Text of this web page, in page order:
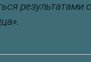
результатами